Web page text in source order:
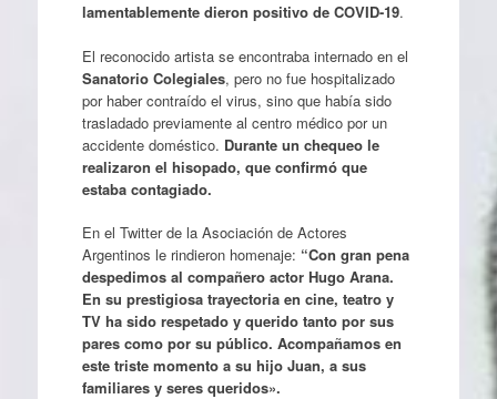
lamentablemente dieron positivo de COVID-19.
El reconocido artista se encontraba internado en el
Sanatorio Colegiales, pero no fue hospitalizado
por haber contraído el virus, sino que había sido
trasladado previamente al centro médico por un
accidente doméstico. Durante un chequeo le
realizaron el hisopado, que confirmó que
estaba contagiado.
En el Twitter de la Asociación de Actores
Argentinos le rindieron homenaje: “Con gran pena
despedimos al compañero actor Hugo Arana.
En su prestigiosa trayectoria en cine, teatro y
TV ha sido respetado y querido tanto por sus
pares como por su público. Acompañamos en
este triste momento a su hijo Juan, a sus
familiares y seres queridos».